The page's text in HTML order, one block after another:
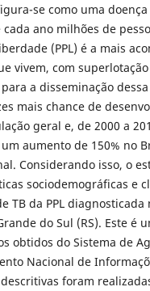
se como uma
ano milhões de
(PPL) é a mais
vivem, com
a disseminação
mais chance de
geral e, de 2000 a
aumento de 150% no
Considerando isso, o
sociodemográficas e
TB da PPL diagnosticada
do Sul (RS). Este é
obtidos do Sistema de
Nacional de
foram